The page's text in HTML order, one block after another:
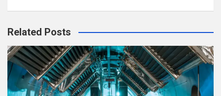
Related Posts